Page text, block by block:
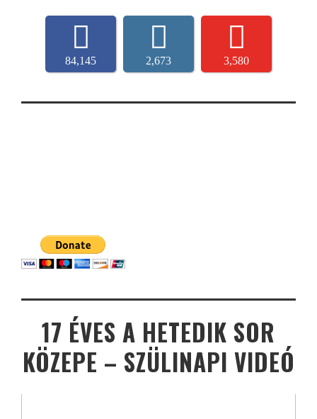
84,145 2,673 3,580
17 ÉVES A HETEDIK SOR
KÖZEPE – SZÜLINAPI VIDEÓ